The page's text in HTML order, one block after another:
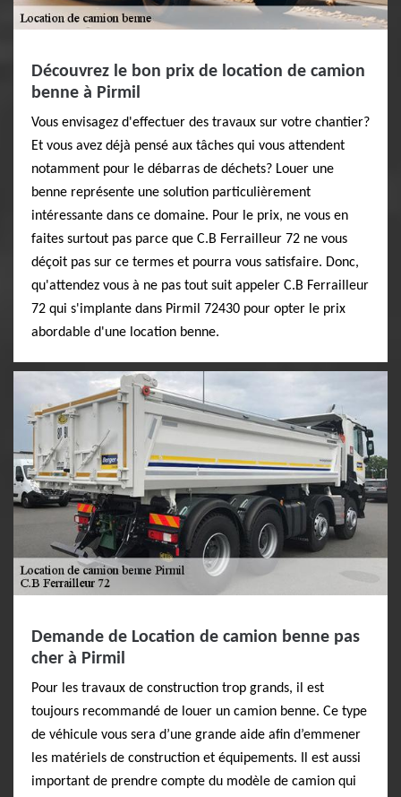
Découvrez le bon prix de location de camion
benne à Pirmil
Vous envisagez d'effectuer des travaux sur votre chantier?
Et vous avez déjà pensé aux tâches qui vous attendent
notamment pour le débarras de déchets? Louer une
benne représente une solution particulièrement
intéressante dans ce domaine. Pour le prix, ne vous en
faites surtout pas parce que C.B Ferrailleur 72 ne vous
déçoit pas sur ce termes et pourra vous satisfaire. Donc,
qu'attendez vous à ne pas tout suit appeler C.B Ferrailleur
72 qui s'implante dans Pirmil 72430 pour opter le prix
abordable d'une location benne.
Demande de Location de camion benne pas
cher à Pirmil
Pour les travaux de construction trop grands, il est
toujours recommandé de louer un camion benne. Ce type
de véhicule vous sera d’une grande aide afin d’emmener
les matériels de construction et équipements. Il est aussi
important de prendre compte du modèle de camion qui